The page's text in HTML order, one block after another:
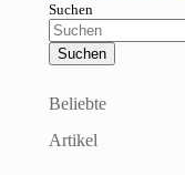
Suchen
Beliebte
Artikel